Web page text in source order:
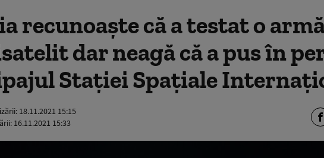
recunoaște că a testat o
dar neagă că a pus în
Stației Spațiale
18.11.2021 15:15
16.11.2021 15:33